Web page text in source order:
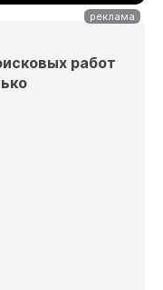
работ